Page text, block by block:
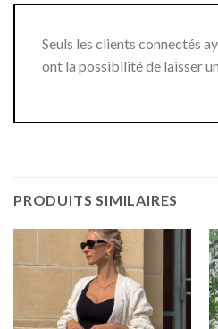
Seuls les clients connectés
ont la possibilité de laisser
PRODUITS SIMILAIRES